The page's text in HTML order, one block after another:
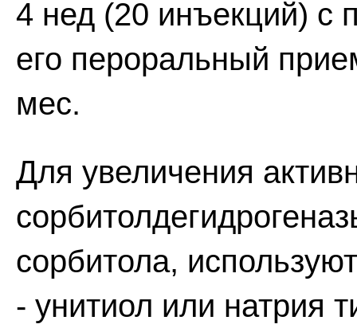
4 нед (20 инъекций)
его пероральный
мес.
Для увеличения
сорбитола,
- унитиол или натрия